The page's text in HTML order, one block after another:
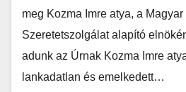
meg Kozma Imre atya, a Magyar
Szeretetszolgálat alapító
adunk az Úrnak Kozma Imre
lankadatlan és emelkedett…